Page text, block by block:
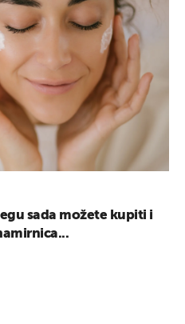
sada možete kupiti i